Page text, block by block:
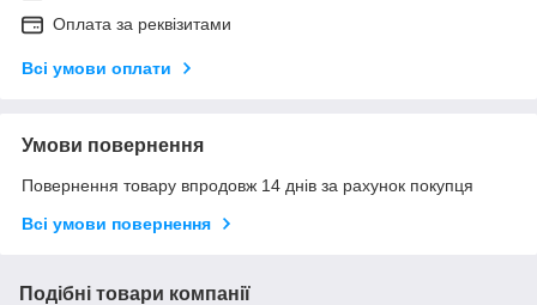
Оплата за реквізитами
Всі умови оплати
Умови повернення
Повернення товару впродовж 14 днів за рахунок покупця
Всі умови повернення
Подібні товари компанії